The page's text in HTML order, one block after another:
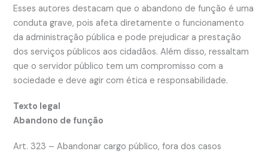
Esses autores destacam que o abandono de função é uma
conduta grave, pois afeta diretamente o funcionamento
da administração pública e pode prejudicar a prestação
dos serviços públicos aos cidadãos. Além disso, ressaltam
que o servidor público tem um compromisso com a
sociedade e deve agir com ética e responsabilidade.
Texto legal
Abandono de função
Art. 323 – Abandonar cargo público, fora dos casos